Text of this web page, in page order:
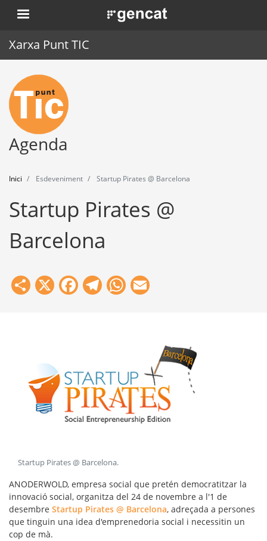
Vés
al
. Obre en una nova finestra.
Xarxa Punt TIC
Inici
Punt TIC
Actualitat
Eines
Agenda
Inici Esdeveniment Startup Pirates @ Barcelona
Startup Pirates @
Barcelona
Share
X Facebook
Telegram
WhatsApp
Startup Pirates @ Barcelona.
ANODERWOLD, empresa social que pretén democratitzar la
innovació social, organitza del 24 de novembre a l'1 de
desembre Startup Pirates @ Barcelona, adreçada a persones
que tinguin una idea d'emprenedoria social i necessitin un
cop de mà.